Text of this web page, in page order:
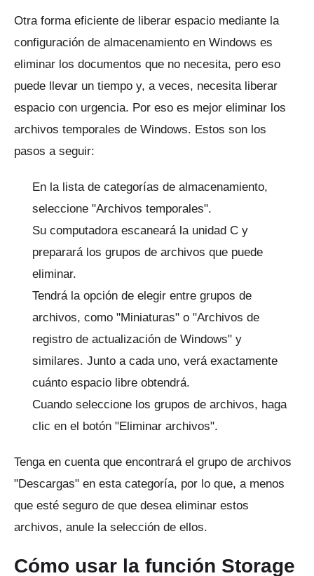
Otra forma eficiente de liberar espacio mediante la
configuración de almacenamiento en Windows es
eliminar los documentos que no necesita, pero eso
puede llevar un tiempo y, a veces, necesita liberar
espacio con urgencia. Por eso es mejor eliminar los
archivos temporales de Windows. Estos son los
pasos a seguir:
En la lista de categorías de almacenamiento,
seleccione "Archivos temporales".
Su computadora escaneará la unidad C y
preparará los grupos de archivos que puede
eliminar.
Tendrá la opción de elegir entre grupos de
archivos, como "Miniaturas" o "Archivos de
registro de actualización de Windows" y
similares. Junto a cada uno, verá exactamente
cuánto espacio libre obtendrá.
Cuando seleccione los grupos de archivos, haga
clic en el botón "Eliminar archivos".
Tenga en cuenta que encontrará el grupo de archivos
"Descargas" en esta categoría, por lo que, a menos
que esté seguro de que desea eliminar estos
archivos, anule la selección de ellos.
Cómo usar la función Storage